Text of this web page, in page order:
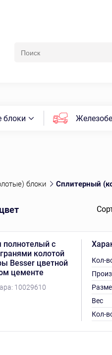
блоки
блоки Сплитерный
полнотелый с
колотой
Besser цветной
цементе
10029610
Кол-
Вес
Кол-